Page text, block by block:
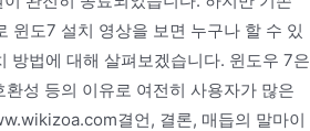
윈도7 설치 영상을 보면 누구나 할 수 있
법에 대해 살펴보겠습니다. 윈도우 7은
성 등의 이유로 여전히 사용자가 많은
결언, 결론, 매듭의 말마이